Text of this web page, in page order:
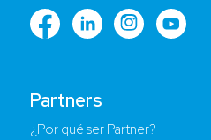
Partners
¿Por qué ser Partner?